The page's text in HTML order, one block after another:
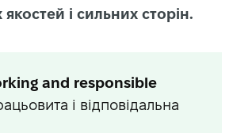
якостей і сильних сторін.
and responsible
і відповідальна